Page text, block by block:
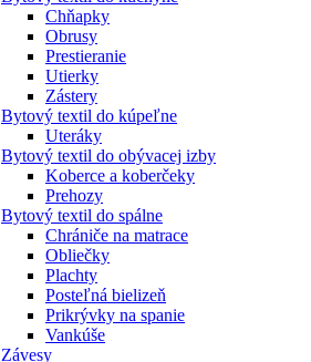
Chňapky
Obrusy
Prestieranie
Utierky
Zástery
Bytový textil do kúpeľne
Uteráky
Bytový textil do obývacej izby
Koberce a koberčeky
Prehozy
Bytový textil do spálne
Chrániče na matrace
Obliečky
Plachty
Posteľná bielizeň
Prikrývky na spanie
Vankúše
Závesy